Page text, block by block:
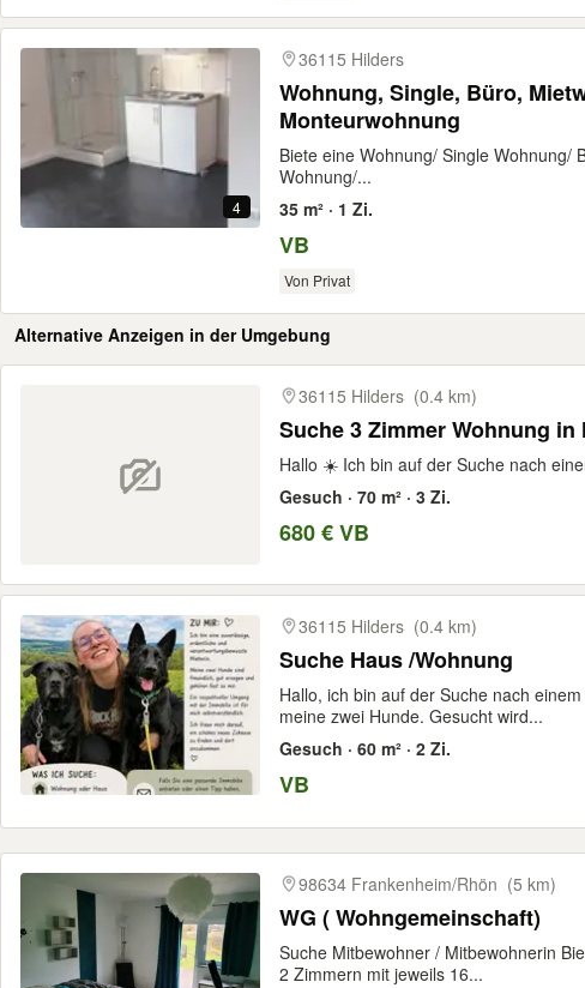
4
36115 Hilders
Wohnung, Single, Büro, Mietwohnung, 1 Zimmer,
Monteurwohnung
Biete eine Wohnung/ Single Wohnung/
Wohnung/...
35 m² · 1 Zi.
VB
Von Privat
Alternative Anzeigen in der Umgebung
Ergebnisse
36115 Hilders (0.4 km)
Suche 3 Zimmer Wohnung
Hallo ☀️ Ich bin auf der Suche nach
Gesuch · 70 m² · 3 Zi.
680 € VB
36115 Hilders (0.4 km)
Suche Haus /Wohnung
Hallo, ich bin auf der Suche nach
meine zwei Hunde. Gesucht wird...
Gesuch · 60 m² · 2 Zi.
VB
98634 Frankenheim/Rhön (5 km)
WG ( Wohngemeinschaft)
Suche Mitbewohner / Mitbewohnerin
2 Zimmern mit jeweils 16...